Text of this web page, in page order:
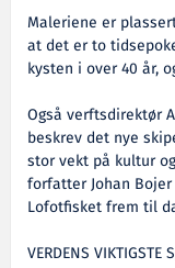
Maleriene er
at det er to
kysten i over 40 år,
Også verftsdirektør
beskrev det nye
stor vekt på kultur
forfatter Johan
Lofotfisket frem til
VERDENS VIKTIGSTE